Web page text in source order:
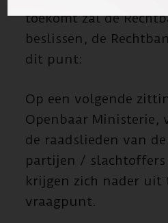
toekomt zal de
beslissen, de
dit punt:
Op een volgende
Openbaar Ministerie,
de raadslieden van
partijen / slachtoffers
krijgen zich nader uit
vraagpunt.